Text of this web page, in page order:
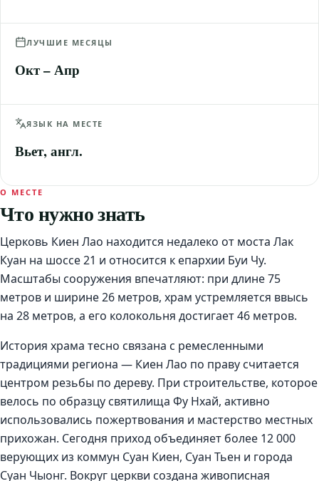
ЛУЧШИЕ МЕСЯЦЫ
Окт – Апр
ЯЗЫК НА МЕСТЕ
Вьет, англ.
О МЕСТЕ
Что нужно знать
Церковь Киен Лао находится недалеко от моста Лак
Куан на шоссе 21 и относится к епархии Буи Чу.
Масштабы сооружения впечатляют: при длине 75
метров и ширине 26 метров, храм устремляется ввысь
на 28 метров, а его колокольня достигает 46 метров.
История храма тесно связана с ремесленными
традициями региона — Киен Лао по праву считается
центром резьбы по дереву. При строительстве, которое
велось по образцу святилища Фу Нхай, активно
использовались пожертвования и мастерство местных
прихожан. Сегодня приход объединяет более 12 000
верующих из коммун Суан Киен, Суан Тьен и города
Суан Чыонг. Вокруг церкви создана живописная